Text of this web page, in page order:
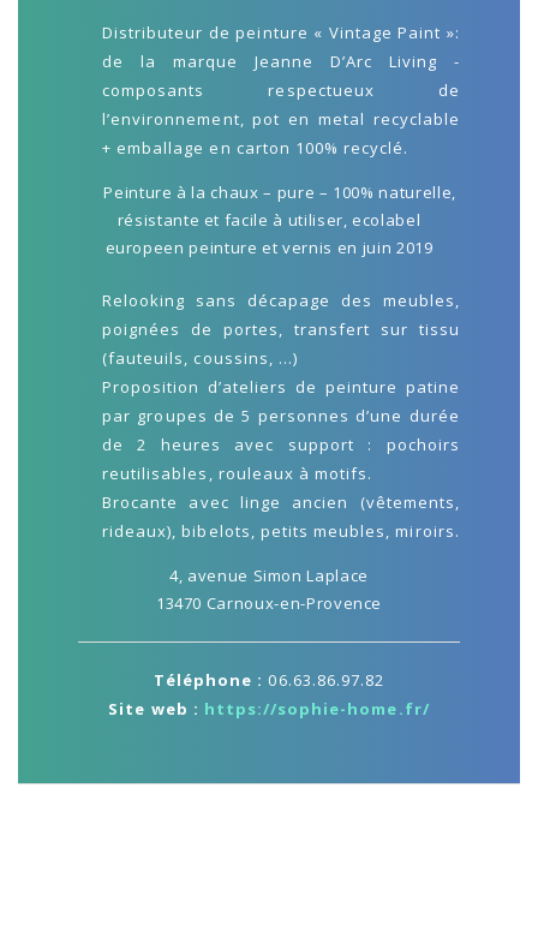
Distributeur de peinture « Vintage Paint »:
de la marque Jeanne D’Arc Living -
composants respectueux de
l’environnement, pot en metal recyclable
+ emballage en carton 100% recyclé.
Peinture à la chaux – pure – 100% naturelle,
résistante et facile à utiliser, ecolabel
europeen peinture et vernis en juin 2019
Relooking sans décapage des meubles,
poignées de portes, transfert sur tissu
(fauteuils, coussins, …)
Proposition d’ateliers de peinture patine
par groupes de 5 personnes d’une durée
de 2 heures avec support : pochoirs
reutilisables, rouleaux à motifs.
Brocante avec linge ancien (vêtements,
rideaux), bibelots, petits meubles, miroirs.
4, avenue Simon Laplace
13470 Carnoux-en-Provence
Téléphone : 06.63.86.97.82
Site web : https://sophie-home.fr/